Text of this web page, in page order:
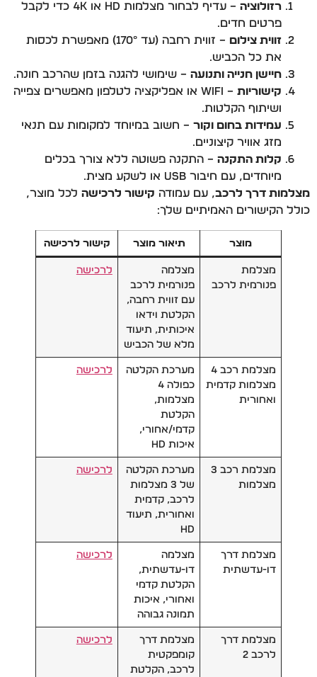
רזולוציה
– עדיף לבחור מצלמות HD או 4K כדי לקבל
פרטים חדים.
זווית צילום
– זווית רחבה (עד 170°) מאפשרת לכסות
את כל הכביש.
חיישן חנייה ותנועה – שימושי להגנה בזמן שהרכב חונה.
קישוריות
– WiFi או אפליקציה לטלפון מאפשרים צפייה
ושיתוף הקלטות.
עמידות בחום וקור – חשוב במיוחד למקומות עם תנאי
מזג אוויר קיצוניים.
קלות התקנה – התקנה פשוטה ללא צורך בכלים
מיוחדים, עם חיבור USB או לשקע מצית.
מצלמות דרך לרכב, עם עמודה קישור לרכישה לכל מוצר,
כולל הקישורים האמיתיים שלך:
מוצר תיאור מוצר קישור לרכישה
מצלמת
פנורמית לרכב
מצלמה
פנורמית לרכב
עם זווית רחבה,
הקלטת וידאו
איכותית, תיעוד
מלא של הכביש
לרכישה
מצלמת רכב 4
מצלמות קדמית
ואחורית
מערכת הקלטה
כפולה 4
מצלמות,
הקלטת
קדמי/אחורי,
איכות HD
לרכישה
מצלמת רכב 3
מצלמות
מערכת הקלטה
של 3 מצלמות
לרכב, קדמית
ואחורית, תיעוד
HD
לרכישה
מצלמת דרך
דו-עדשתית
מצלמה
דו-עדשתית,
הקלטת קדמי
ואחורי, איכות
תמונה גבוהה
לרכישה
מצלמת דרך
לרכב 2
מצלמת דרך
קומפקטית
לרכב, הקלטת
לרכישה